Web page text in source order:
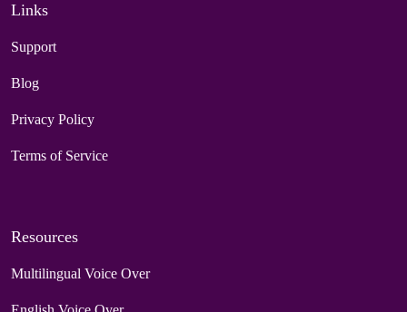
Links
Support
Blog
Privacy Policy
Terms of Service
Resources
Multilingual Voice Over